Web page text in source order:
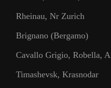
Rheinau, Nr Zurich
Brignano (Bergamo)
Cavallo Grigio, Robella,
Timashevsk, Krasnodar